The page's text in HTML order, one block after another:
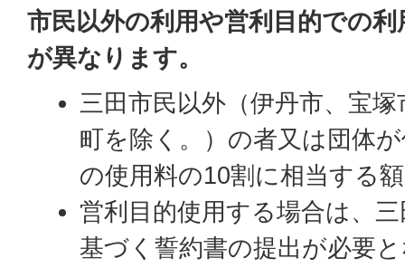
市民以外の利用や営利目的での
が異なります。
三田市民以外（伊丹市、宝
町を除く。）の者又は団体
の使用料の10割に相当する
営利目的使用する場合は、
基づく誓約書の提出が必要